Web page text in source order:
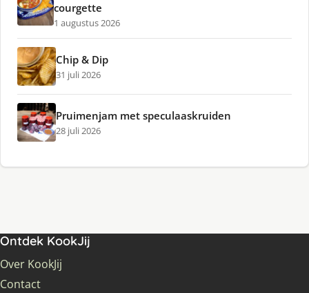
courgette
1 augustus 2026
Chip & Dip
31 juli 2026
Pruimenjam met speculaaskruiden
28 juli 2026
Ontdek KookJij
Over KookJij
Contact